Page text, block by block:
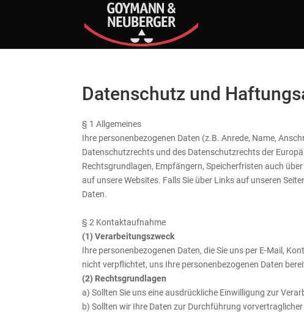
Datenschutz und
§ 1 Allgemeines
Ihre personenbezogenen Daten (z.B. Anrede, Name,
Datenschutzrechts und des Datenschutzrechts der
Rechtsgrundlagen, Empfängern, Speicherfristen auch
auf unsere Websites. Falls Sie über Links auf unseren
Daten.
§ 2 Kontaktaufnahme
(1) Verarbeitungszweck
Ihre personenbezogenen Daten, die Sie uns per E-Mail,
nicht verpflichtet, uns Ihre personenbezogenen Daten
(2) Rechtsgrundlagen
a) Sollten Sie uns eine ausdrückliche Einwilligung zur
b) Sollten wir Ihre Daten zur Durchführung